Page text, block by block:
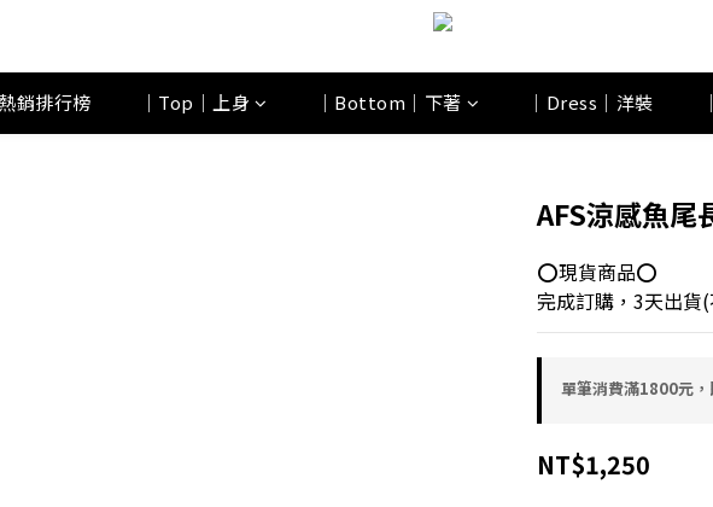
熱銷排行榜 ｜Top｜上身 ｜Bottom｜下著 ｜Dress｜洋裝
AFS涼感魚尾
⭕現貨商品⭕
完成訂購，3天出貨
單筆消費滿1800元
NT$1,250